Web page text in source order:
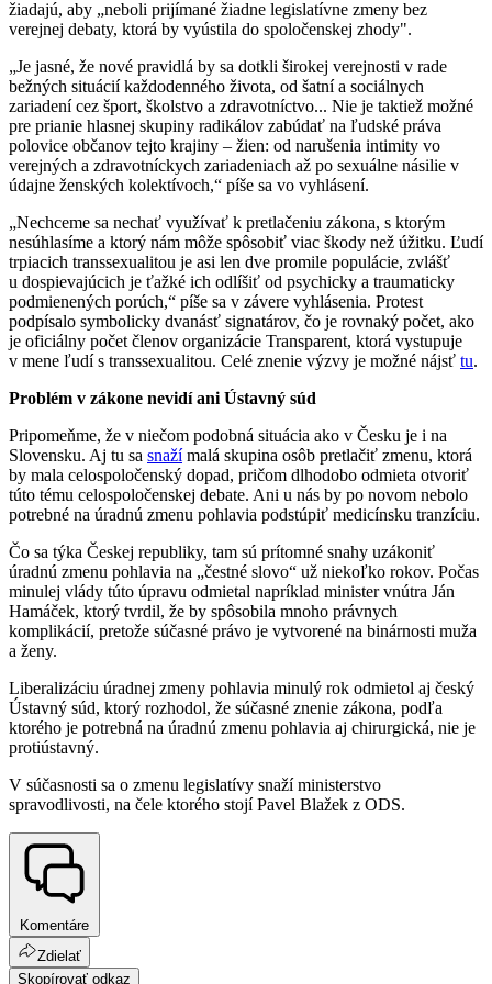
žiadajú, aby „neboli prijímané žiadne legislatívne zmeny bez
verejnej debaty, ktorá by vyústila do spoločenskej zhody".
„Je jasné, že nové pravidlá by sa dotkli širokej verejnosti v rade
bežných situácií každodenného života, od šatní a sociálnych
zariadení cez šport, školstvo a zdravotníctvo... Nie je taktiež možné
pre prianie hlasnej skupiny radikálov zabúdať na ľudské práva
polovice občanov tejto krajiny – žien: od narušenia intimity vo
verejných a zdravotníckych zariadeniach až po sexuálne násilie v
údajne ženských kolektívoch,“ píše sa vo vyhlásení.
„Nechceme sa nechať využívať k pretlačeniu zákona, s ktorým
nesúhlasíme a ktorý nám môže spôsobiť viac škody než úžitku. Ľudí
trpiacich transsexualitou je asi len dve promile populácie, zvlášť
u dospievajúcich je ťažké ich odlíšiť od psychicky a traumaticky
podmienených porúch,“ píše sa v závere vyhlásenia. Protest
podpísalo symbolicky dvanásť signatárov, čo je rovnaký počet, ako
je oficiálny počet členov organizácie Transparent, ktorá vystupuje
v mene ľudí s transsexualitou. Celé znenie výzvy je možné nájsť tu.
Problém v zákone nevidí ani Ústavný súd
Pripomeňme, že v niečom podobná situácia ako v Česku je i na
Slovensku. Aj tu sa snažímalá skupina osôb pretlačiť zmenu, ktorá
by mala celospoločenský dopad, pričom dlhodobo odmieta otvoriť
túto tému celospoločenskej debate. Ani u nás by po novom nebolo
potrebné na úradnú zmenu pohlavia podstúpiť medicínsku tranzíciu.
Čo sa týka Českej republiky, tam sú prítomné snahy uzákoniť
úradnú zmenu pohlavia na „čestné slovo“ už niekoľko rokov. Počas
minulej vlády túto úpravu odmietal napríklad minister vnútra Ján
Hamáček, ktorý tvrdil, že by spôsobila mnoho právnych
komplikácií, pretože súčasné právo je vytvorené na binárnosti muža
a ženy.
Liberalizáciu úradnej zmeny pohlavia minulý rok odmietol aj český
Ústavný súd, ktorý rozhodol, že súčasné znenie zákona, podľa
ktorého je potrebná na úradnú zmenu pohlavia aj chirurgická, nie je
protiústavný.
V súčasnosti sa o zmenu legislatívy snaží ministerstvo
spravodlivosti, na čele ktorého stojí Pavel Blažek z ODS.
Komentáre
Zdielať
Skopírovať odkaz